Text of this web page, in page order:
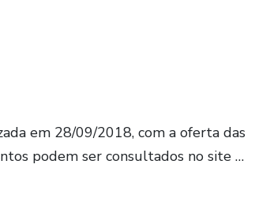
em 28/09/2018, com a oferta das
podem ser consultados no site …